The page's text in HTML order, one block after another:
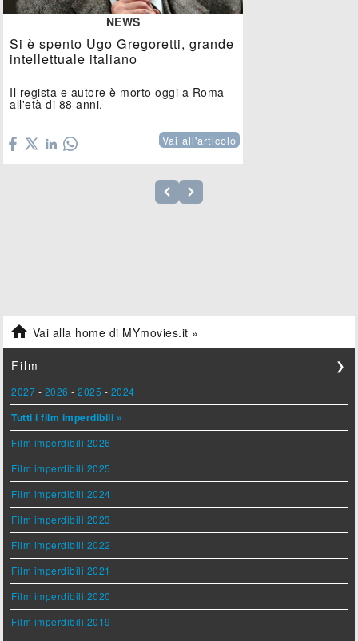
NEWS
Si è spento Ugo Gregoretti, grande
intellettuale italiano
Il regista e autore è morto oggi a Roma
all'età di 88 anni.
Vai all'articolo
 Vai alla home di MYmovies.it »
Film ❯
2027 - 2026 -2025 - 2024
Tutti i film imperdibili »
Film imperdibili 2026
Film imperdibili 2025
Film imperdibili 2024
Film imperdibili 2023
Film imperdibili 2022
Film imperdibili 2021
Film imperdibili 2020
Film imperdibili 2019